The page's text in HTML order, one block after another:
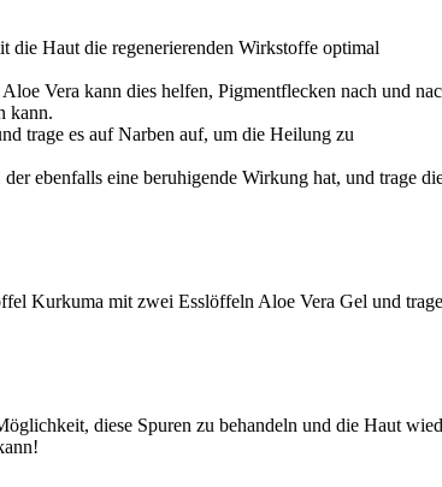
die Haut die regenerierenden Wirkstoffe optimal
Vera kann dies helfen, Pigmentflecken nach und
kann.
trage es auf Narben auf, um die Heilung zu
ebenfalls eine beruhigende Wirkung hat, und trage
Kurkuma mit zwei Esslöffeln Aloe Vera Gel und
diese Spuren zu behandeln und die Haut